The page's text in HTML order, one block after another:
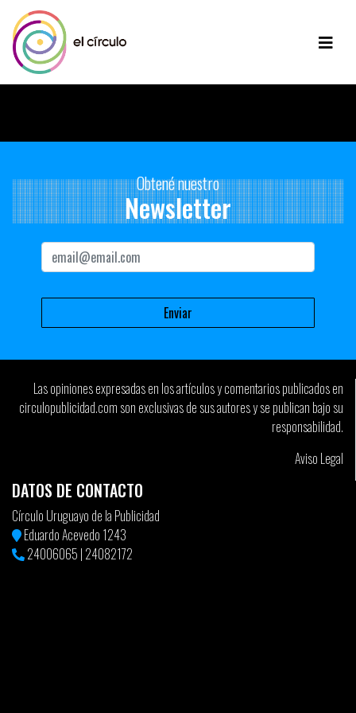
Obtené nuestro
Newsletter
Las opiniones expresadas en los artículos y comentarios publicados en
circulopublicidad.com son exclusivas de sus autores y se publican bajo su
responsabilidad.
Aviso Legal
DATOS DE CONTACTO
Círculo Uruguayo de la Publicidad
Eduardo Acevedo 1243
24006065 | 24082172